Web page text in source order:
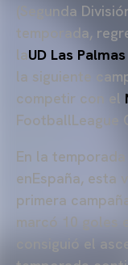
(Segunda
temporada,
laUD Las Palmas
la siguiente
competir con el
FootballLeague
En la
enEspaña, esta
primera
marcó 10 goles
consiguió el